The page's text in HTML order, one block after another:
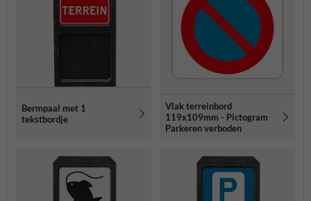
Bermpaal met 1
tekstbordje
Vlak terreinbord
119x109mm - Pictogram
Parkeren verboden